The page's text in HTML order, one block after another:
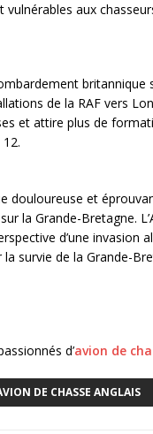
aux
de la RAF vers
et attire plus de
douloureuse et
la Grande-Bretagne.
d’une invasion
survie de la Grande-
d’avion de
DE CHASSE ANGLAIS